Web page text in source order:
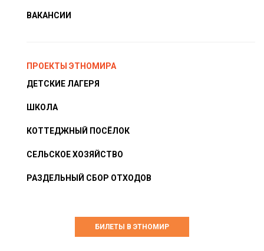
ВАКАНСИИ
ПРОЕКТЫ ЭТНОМИРА
ДЕТСКИЕ ЛАГЕРЯ
ШКОЛА
КОТТЕДЖНЫЙ ПОСЁЛОК
СЕЛЬСКОЕ ХОЗЯЙСТВО
РАЗДЕЛЬНЫЙ СБОР ОТХОДОВ
БИЛЕТЫ В ЭТНОМИР